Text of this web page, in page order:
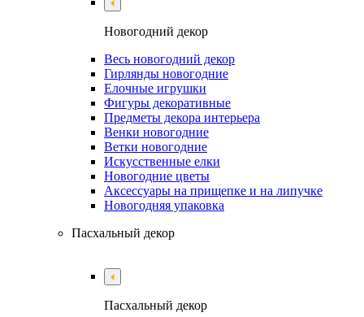
Новогодний декор
Весь новогодний декор
Гирлянды новогодние
Елочные игрушки
Фигуры декоративные
Предметы декора интерьера
Венки новогодние
Ветки новогодние
Искусственные елки
Новогодние цветы
Аксессуары на прищепке и на липучке
Новогодняя упаковка
Пасхальный декор
Пасхальный декор